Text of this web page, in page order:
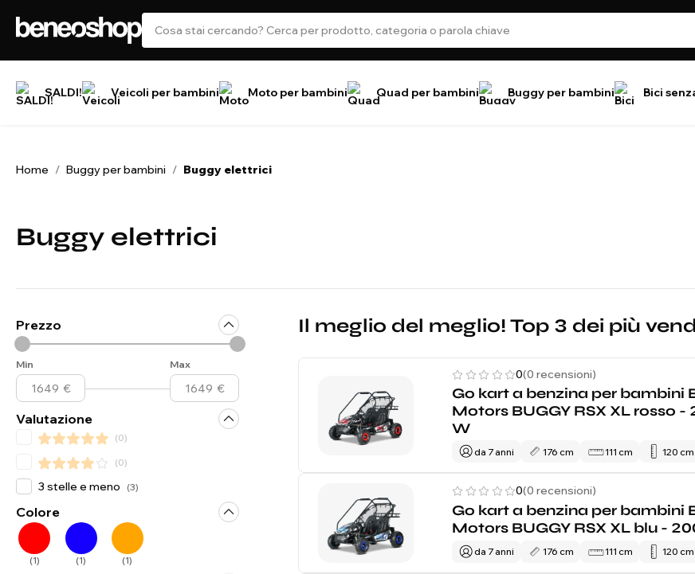
SALDI! Veicoli per bambini Moto per bambini Quad per bambini Buggy per bambini Bici
Home / Buggy per bambini / Buggy elettrici
Buggy elettrici
Prezzo
Min Max
Valutazione
(0)
(0)
3 stelle e meno (3)
Colore
(1) (1) (1)
Il meglio del meglio! Top 3 dei più
0(0 recensioni)
Go kart a benzina per bambini
Motors BUGGY RSX XL rosso -
W
da 7 anni 176 cm 111 cm 120 cm
0(0 recensioni)
Go kart a benzina per bambini
Motors BUGGY RSX XL blu -
da 7 anni 176 cm 111 cm 120 cm